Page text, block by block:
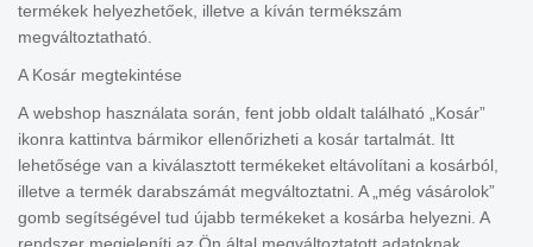
termékek helyezhetőek, illetve a kíván termékszám
megváltoztatható.
A Kosár megtekintése
A webshop használata során, fent jobb oldalt található „Kosár”
ikonra kattintva bármikor ellenőrizheti a kosár tartalmát. Itt
lehetősége van a kiválasztott termékeket eltávolítani a kosárból,
illetve a termék darabszámát megváltoztatni. A „még vásárolok”
gomb segítségével tud újabb termékeket a kosárba helyezni. A